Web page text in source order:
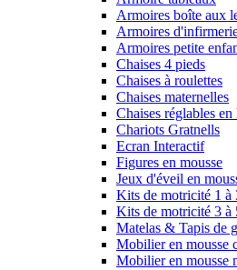
Armoires boîte aux
Armoires
Armoires petite
Chaises 4 pieds
Chaises à roulettes
Chaises maternelles
Chaises réglables en
Chariots Gratnells
Ecran Interactif
Figures en mousse
Jeux d'éveil en
Kits de motricité 1 à
Kits de motricité 3 à
Matelas & Tapis de
Mobilier en mousse
Mobilier en mousse